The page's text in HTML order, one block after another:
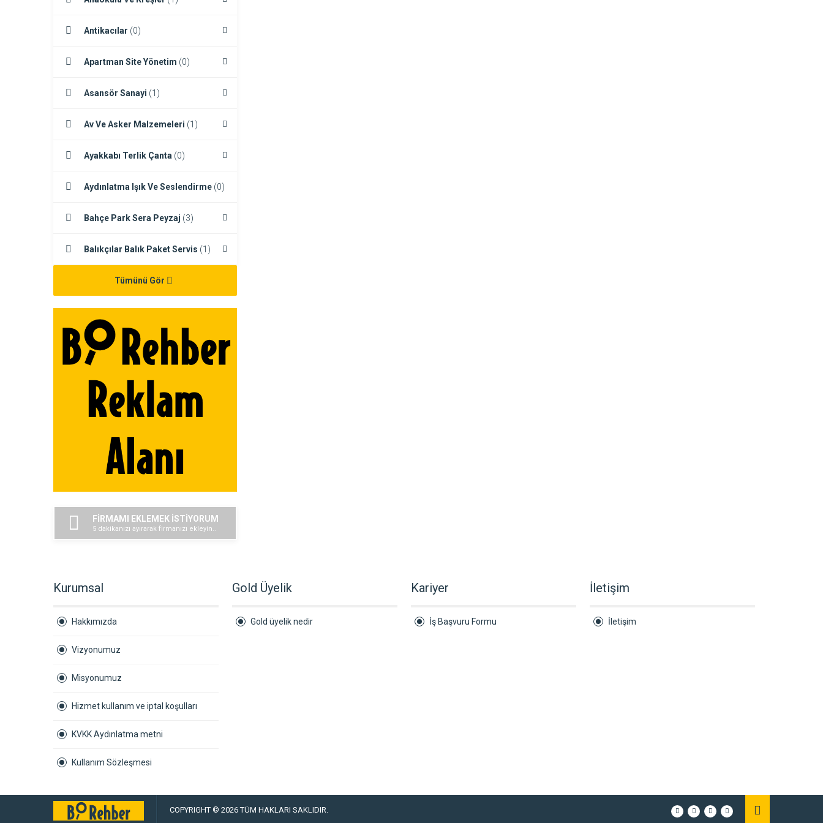
Antikacılar (0)
Apartman Site Yönetim (0)
Asansör Sanayi (1)
Av Ve Asker Malzemeleri (1)
Ayakkabı Terlik Çanta (0)
Aydınlatma Işık Ve Seslendirme (0)
Bahçe Park Sera Peyzaj (3)
Balıkçılar Balık Paket Servis (1)
Tümünü Gör
FİRMAMI EKLEMEK İSTİYORUM
5 dakikanızı ayırarak firmanızı ekleyin..
Kurumsal
Hakkımızda
Vizyonumuz
Misyonumuz
Hizmet kullanım ve iptal koşulları
KVKK Aydınlatma metni
Kullanım Sözleşmesi
Gold Üyelik
Gold üyelik nedir
Kariyer
İş Başvuru Formu
İletişim
İletişim
COPYRIGHT © 2026 TÜM HAKLARI SAKLIDIR.